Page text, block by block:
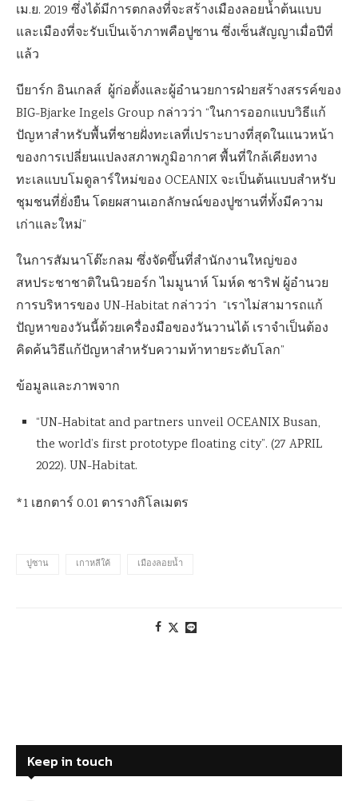
เม.ย. 2019 ซึ่งได้มีการตกลงที่จะสร้างเมืองลอยน้ำต้นแบบ
และเมืองที่จะรับเป็นเจ้าภาพคือปูซาน ซึ่งเซ็นสัญญาเมื่อปีที่
แล้ว
บียาร์ก อินเกลส์ ผู้ก่อตั้งและผู้อำนวยการฝ่ายสร้างสรรค์ของ
BIG-Bjarke Ingels Group กล่าวว่า “ในการออกแบบวิธีแก้
ปัญหาสำหรับพื้นที่ชายฝั่งทะเลที่เปราะบางที่สุดในแนวหน้า
ของการเปลี่ยนแปลงสภาพภูมิอากาศ พื้นที่ใกล้เคียงทาง
ทะเลแบบโมดูลาร์ใหม่ของ OCEANIX จะเป็นต้นแบบสำหรับ
ชุมชนที่ยั่งยืน โดยผสานเอกลักษณ์ของปูซานที่ทั้งมีความ
เก่าและใหม่”
ในการสัมนาโต๊ะกลม ซึ่งจัดขึ้นที่สำนักงานใหญ่ของ
สหประชาชาติในนิวยอร์ก ไมมูนาห์ โมห์ด ชาริฟ ผู้อำนวย
การบริหารของ UN-Habitat กล่าวว่า “เราไม่สามารถแก้
ปัญหาของวันนี้ด้วยเครื่องมือของวันวานได้ เราจำเป็นต้อง
คิดค้นวิธีแก้ปัญหาสำหรับความท้าทายระดับโลก”
ข้อมูลและภาพจาก
“UN-Habitat and partners unveil OCEANIX Busan,
the world’s first prototype floating city”. (27 APRIL
2022). UN-Habitat.
*1 เฮกตาร์ 0.01 ตารางกิโลเมตร
ปูซาน เกาหลีใค้ เมืองลอยน้ำ
Keep in touch